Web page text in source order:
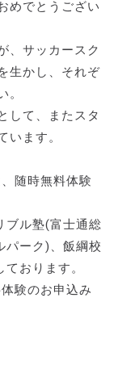
めでとうござい
、サッカースク
生かし、それぞ
。
して、またスタ
います。
随時無料体験
ブル塾(富士通総
パーク)、飯綱校
おります。
験のお申込み